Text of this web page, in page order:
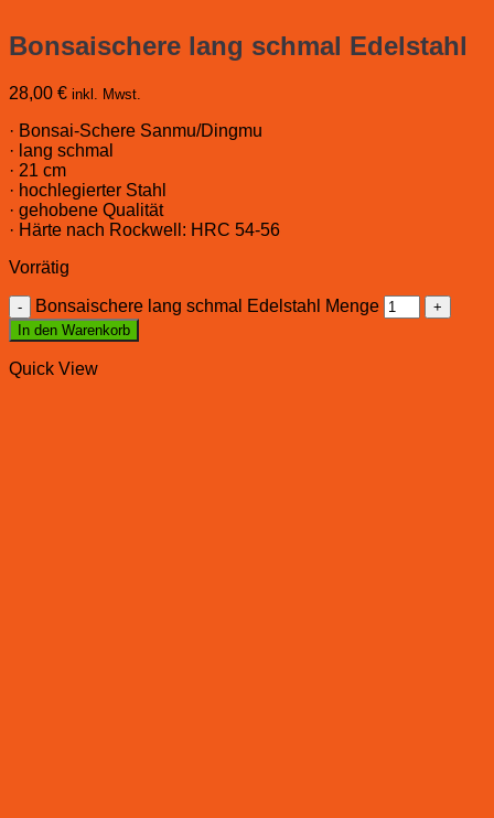
Bonsaischere lang schmal Edelstahl
28,00 € inkl. Mwst.
· Bonsai-Schere Sanmu/Dingmu
· lang schmal
· 21 cm
· hochlegierter Stahl
· gehobene Qualität
· Härte nach Rockwell: HRC 54-56
Vorrätig
Bonsaischere lang schmal Edelstahl Menge
In den Warenkorb
Quick View